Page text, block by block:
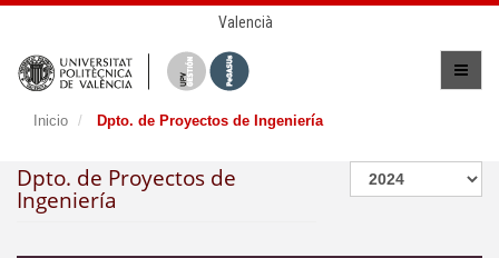
Valencià
Inicio Dpto. de Proyectos de Ingeniería
Dpto. de Proyectos de
Ingeniería